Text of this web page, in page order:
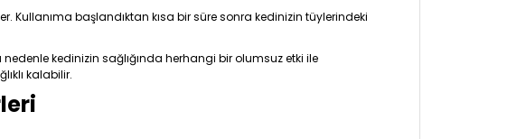
Kullanıma başlandıktan kısa bir süre sonra kedinizin tüylerindeki
kedinizin sağlığında herhangi bir olumsuz etki ile
kalabilir.